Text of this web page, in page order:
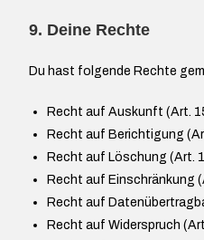
9. Deine Rechte
Du hast folgende Rechte
Recht auf Auskunft (Art.
Recht auf Berichtigung
Recht auf Löschung (Art.
Recht auf Einschränkung
Recht auf
Recht auf Widerspruch